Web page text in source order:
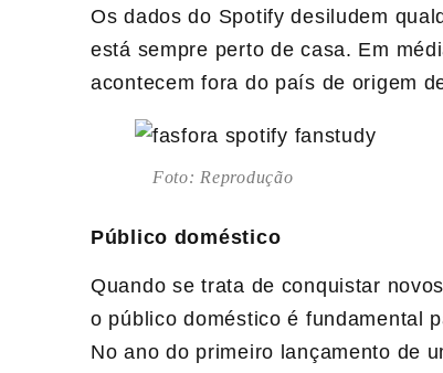
Os dados do Spotify desiludem
está sempre perto de casa. Em
acontecem fora do país de origem
Foto: Reprodução
Público doméstico
Quando se trata de conquistar
o público doméstico é fundamental
No ano do primeiro lançamento de